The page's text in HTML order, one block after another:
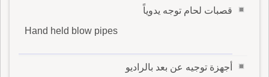
قصبات لحام توجه يدوياً
Hand held blow pipes
أجهزة توجيه عن بعد بالراديو